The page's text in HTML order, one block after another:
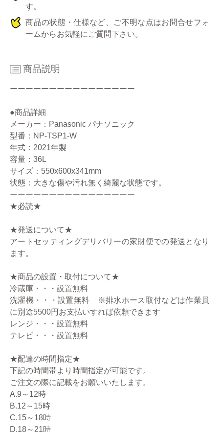
す。
商品の状態・仕様など、ご不明な点はお問合せフォ
ームからお気軽にご質問下さい。
商品説明
ーーーーーーーーーーーーーーーー
●商品詳細
メーカー：Panasonic パナソニック
型番：NP-TSP1-W
年式：2021年製
容量：36L
サイズ：550x600x341mm
状態：大きな傷や汚れ無く綺麗な状態です。
ーーーーーーーーーーーーーーーー
★必読★
★発送について★
アートセッティングデリバリーの家財便での発送となり
ます。
★商品の設置・取付について★
冷蔵庫・・・設置無料
洗濯機・・・設置無料 ※排水ホース取付などは作業員
に別途5500円お支払いすれば依頼できます
レンジ・・・設置無料
テレビ・・・設置無料
★配達の時間指定★
下記の時間帯より時間指定が可能です。
ご注文の際に記載をお願いいたします。
A.9～12時
B.12～15時
C.15～18時
D.18～21時